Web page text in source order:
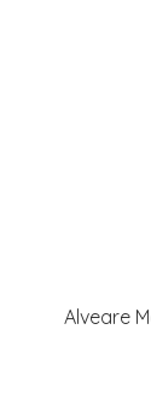
Alveare